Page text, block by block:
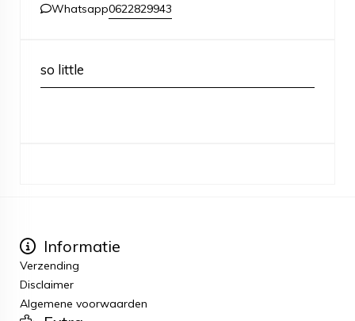
Whatsapp0622829943
so little
Informatie
Verzending
Disclaimer
Algemene voorwaarden